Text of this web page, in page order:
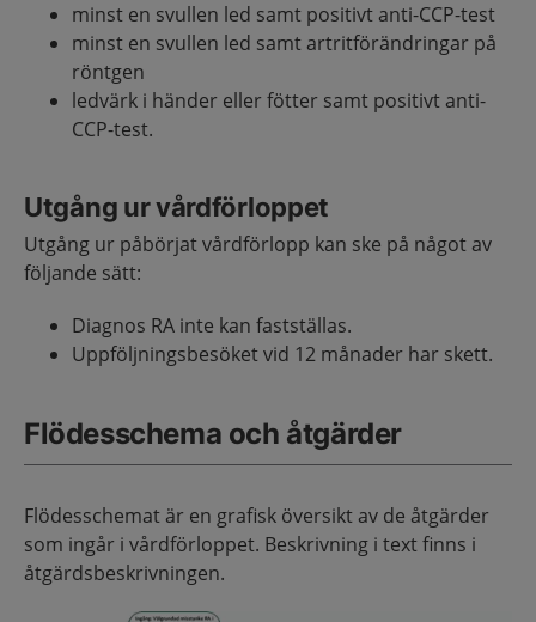
minst en svullen led samt positivt anti-CCP-test
minst en svullen led samt artritförändringar på
röntgen
ledvärk i händer eller fötter samt positivt anti-
CCP-test.
Utgång ur vårdförloppet
Utgång ur påbörjat vårdförlopp kan ske på något av
följande sätt:
Diagnos RA inte kan fastställas.
Uppföljningsbesöket vid 12 månader har skett.
Flödesschema och åtgärder
Flödesschemat är en grafisk översikt av de åtgärder
som ingår i vårdförloppet. Beskrivning i text finns i
åtgärdsbeskrivningen.